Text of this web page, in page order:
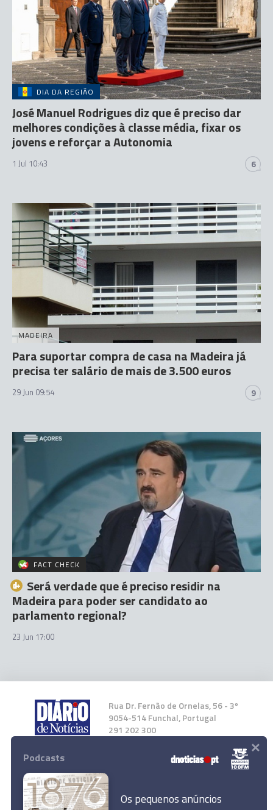
DIA DA REGIÃO
José Manuel Rodrigues diz que é preciso dar
melhores condições à classe média, fixar os
jovens e reforçar a Autonomia
1 Jul 10:43 6
MADEIRA
Para suportar compra de casa na Madeira já
precisa ter salário de mais de 3.500 euros
29 Jun 09:54 9
FACT CHECK
Será verdade que é preciso residir na
Madeira para poder ser candidato ao
parlamento regional?
23 Jun 17:00
Rua Dr. Fernão de Ornelas, 56 - 3º
9054-514 Funchal, Portugal
291 202 300
Instale a nossa App
Podcasts
Os pequenos anúncios
×